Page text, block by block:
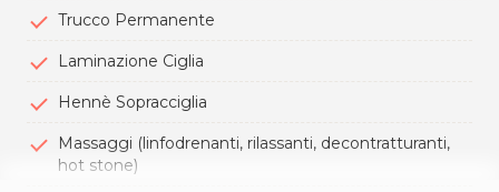
Trucco Permanente
Laminazione Ciglia
Hennè Sopracciglia
Massaggi (linfodrenanti, rilassanti, decontratturanti,
hot stone)